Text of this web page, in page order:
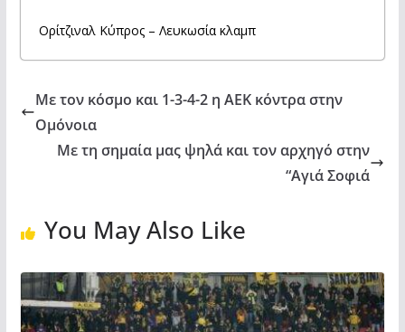
Ορίτζιναλ Κύπρος – Λευκωσία κλαμπ
Με τον κόσμο και 1-3-4-2 η ΑΕΚ κόντρα στην
Ομόνοια
Με τη σημαία μας ψηλά και τον αρχηγό στην
“Αγιά Σοφιά
You May Also Like